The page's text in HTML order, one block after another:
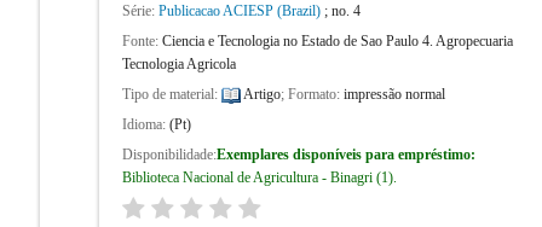
Série: Publicacao ACIESP (Brazil); no. 4
Fonte: Ciencia e Tecnologia no Estado de Sao Paulo 4. Agropecuaria
Tecnologia Agricola
Tipo de material:
Artigo; Formato: impressão normal
Idioma: (Pt)
Disponibilidade:Exemplares disponíveis para empréstimo:
Biblioteca Nacional de Agricultura - Binagri(1).